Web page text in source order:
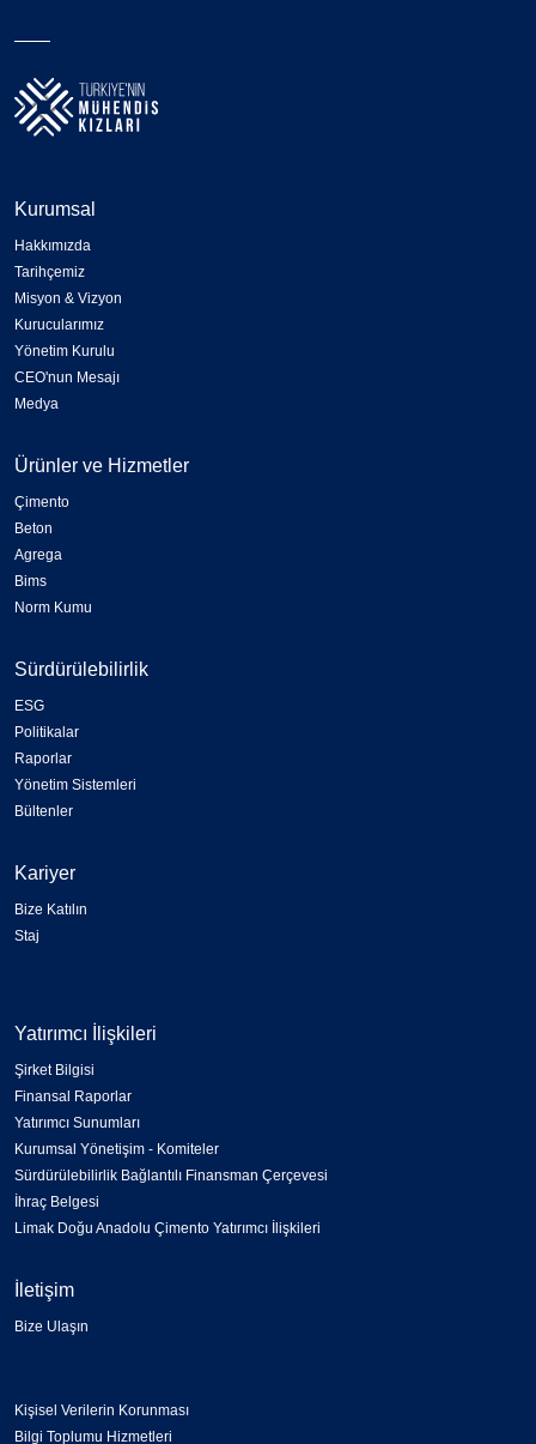
Kurumsal
Hakkımızda
Tarihçemiz
Misyon & Vizyon
Kurucularımız
Yönetim Kurulu
CEO'nun Mesajı
Medya
Ürünler ve Hizmetler
Çimento
Beton
Agrega
Bims
Norm Kumu
Sürdürülebilirlik
ESG
Politikalar
Raporlar
Yönetim Sistemleri
Bültenler
Kariyer
Bize Katılın
Staj
Yatırımcı İlişkileri
Şirket Bilgisi
Finansal Raporlar
Yatırımcı Sunumları
Kurumsal Yönetişim - Komiteler
Sürdürülebilirlik Bağlantılı Finansman Çerçevesi
İhraç Belgesi
Limak Doğu Anadolu Çimento Yatırımcı İlişkileri
İletişim
Bize Ulaşın
Kişisel Verilerin Korunması
Bilgi Toplumu Hizmetleri